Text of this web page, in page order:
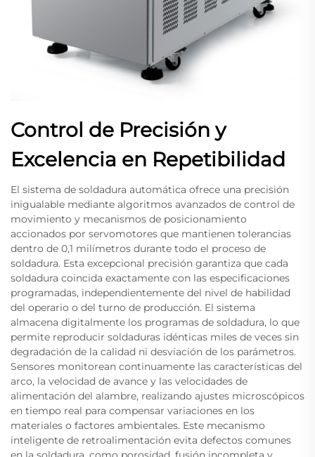
Control de Precisión y
Excelencia en Repetibilidad
El sistema de soldadura automática ofrece una precisión
inigualable mediante algoritmos avanzados de control de
movimiento y mecanismos de posicionamiento
accionados por servomotores que mantienen tolerancias
dentro de 0,1 milímetros durante todo el proceso de
soldadura. Esta excepcional precisión garantiza que cada
soldadura coincida exactamente con las especificaciones
programadas, independientemente del nivel de habilidad
del operario o del turno de producción. El sistema
almacena digitalmente los programas de soldadura, lo que
permite reproducir soldaduras idénticas miles de veces sin
degradación de la calidad ni desviación de los parámetros.
Sensores monitorean continuamente las características del
arco, la velocidad de avance y las velocidades de
alimentación del alambre, realizando ajustes microscópicos
en tiempo real para compensar variaciones en los
materiales o factores ambientales. Este mecanismo
inteligente de retroalimentación evita defectos comunes